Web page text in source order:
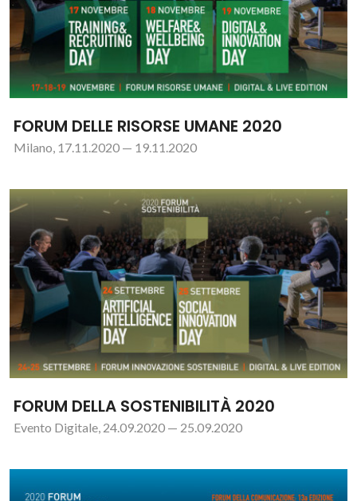
FORUM DELLE RISORSE UMANE 2020
Milano, 17.11.2020 — 19.11.2020
FORUM DELLA SOSTENIBILITÀ 2020
Evento Digitale, 24.09.2020 — 25.09.2020